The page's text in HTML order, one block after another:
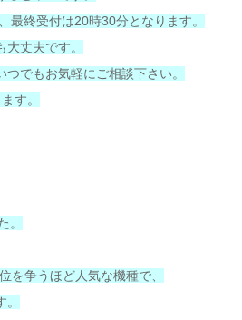
最終受付は20時30分となります。
丈夫です。
でもお気軽にご相談下さい。
す。
。
を争うほど人気な機種で、